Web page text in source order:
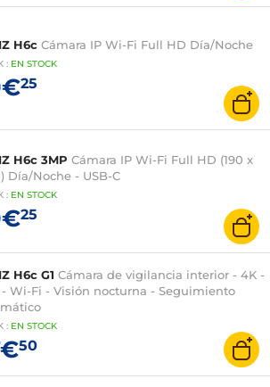
H6c Cámara IP Wi-Fi Full HD Día/Noche
: EN STOCK
25
H6c 3MP Cámara IP Wi-Fi Full HD (190 x
Día/Noche - USB-C
: EN STOCK
25
H6c G1 Cámara de vigilancia interior - 4K -
- Wi-Fi - Visión nocturna - Seguimiento
: EN STOCK
50